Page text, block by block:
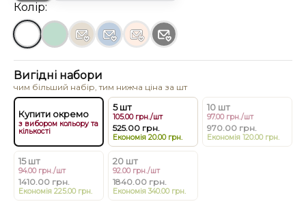
Колір:
Вигідні набори
чим більший набір, тим нижча ціна за шт
Купити окремо
з вибором кольору та
кількості
5 шт
105.00 грн./шт
525.00 грн.
Економія 20.00 грн.
10 шт
97.00 грн./шт
970.00 грн.
Економія 120.00 грн.
15 шт
94.00 грн./шт
1410.00 грн.
Економія 225.00 грн.
20 шт
92.00 грн./шт
1840.00 грн.
Економія 340.00 грн.